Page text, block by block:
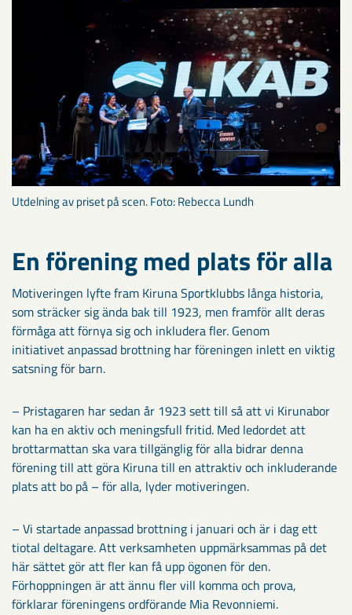
Utdelning av priset på scen. Foto: Rebecca Lundh
En förening med plats för alla
Motiveringen lyfte fram Kiruna Sportklubbs långa historia,
som sträcker sig ända bak till 1923, men framför allt deras
förmåga att förnya sig och inkludera fler. Genom
initiativet anpassad brottning har föreningen inlett en viktig
satsning för barn.
– Pristagaren har sedan år 1923 sett till så att vi Kirunabor
kan ha en aktiv och meningsfull fritid. Med ledordet att
brottarmattan ska vara tillgänglig för alla bidrar denna
förening till att göra Kiruna till en attraktiv och inkluderande
plats att bo på – för alla, lyder motiveringen.
– Vi startade anpassad brottning i januari och är i dag ett
tiotal deltagare. Att verksamheten uppmärksammas på det
här sättet gör att fler kan få upp ögonen för den.
Förhoppningen är att ännu fler vill komma och prova,
förklarar föreningens ordförande Mia Revonniemi.